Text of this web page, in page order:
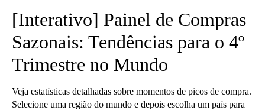
[Interativo] Painel de Compras
Sazonais: Tendências para o 4º
Trimestre no Mundo
Veja estatísticas detalhadas sobre momentos de picos de compra.
Selecione uma região do mundo e depois escolha um país para